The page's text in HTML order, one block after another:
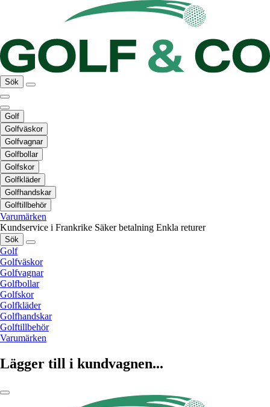
Sök
Golf
Golfväskor
Golfvagnar
Golfbollar
Golfskor
Golfkläder
Golfhandskar
Golftillbehör
Varumärken
Kundservice i Frankrike Säker betalning Enkla returer
Sök
Golf
Golfväskor
Golfvagnar
Golfbollar
Golfskor
Golfkläder
Golfhandskar
Golftillbehör
Varumärken
Lägger till i kundvagnen...